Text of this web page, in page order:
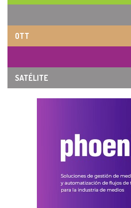
OTT
SATÉLITE